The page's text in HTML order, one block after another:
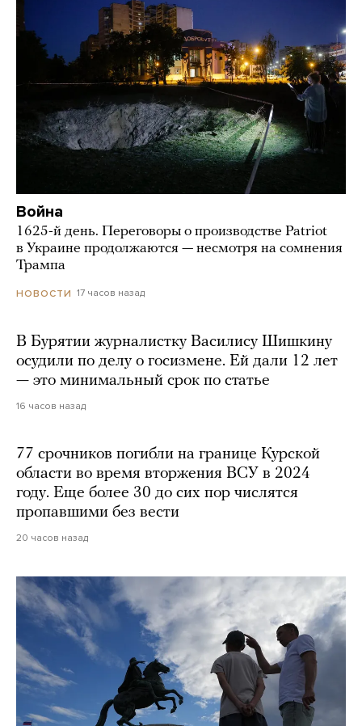
Война
1625-й день. Переговоры о производстве Patriot
в Украине продолжаются — несмотря на сомнения
Трампа
НОВОСТИ 17 часов назад
В Бурятии журналистку Василису Шишкину
осудили по делу о госизмене. Ей дали 12 лет
— это минимальный срок по статье
16 часов назад
77 срочников погибли на границе Курской
области во время вторжения ВСУ в 2024
году. Еще более 30 до сих пор числятся
пропавшими без вести
20 часов назад